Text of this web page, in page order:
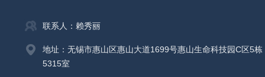
联系人：赖秀丽
地址：无锡市惠山区惠山大道1699号惠山生命科技园C区5栋
5315室